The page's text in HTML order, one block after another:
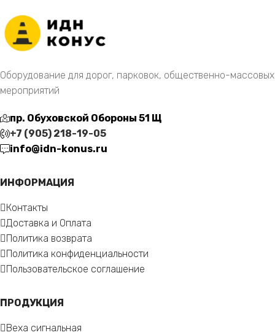
Оборудование для дорог, парковок, общественно-массовых
мероприятий
пр. Обуховской Обороны 51 Щ
+7 (905) 218-19-05
info@idn-konus.ru
ИНФОРМАЦИЯ
Контакты
Доставка и Оплата
Политика возврата
Политика конфиденциальности
Пользовательское соглашение
ПРОДУКЦИЯ
Веха сигнальная